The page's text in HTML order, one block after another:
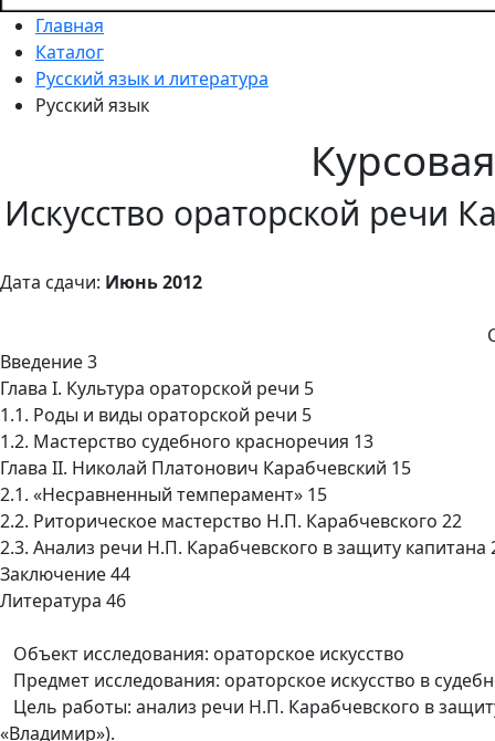
Главная
Каталог
Русский язык и литература
Русский язык
Курсовая
Искусство ораторской речи
Дата сдачи: Июнь 2012
Введение 3
Глава I. Культура ораторской речи 5
1.1. Роды и виды ораторской речи 5
1.2. Мастерство судебного красноречия 13
Глава II. Николай Платонович Карабчевский 15
2.1. «Несравненный темперамент» 15
2.2. Риторическое мастерство Н.П. Карабчевского 22
2.3. Анализ речи Н.П. Карабчевского в защиту
Заключение 44
Литература 46
Объект исследования: ораторское искусство
Предмет исследования: ораторское искусство в
Цель работы: анализ речи Н.П. Карабчевского в
«Владимир»).